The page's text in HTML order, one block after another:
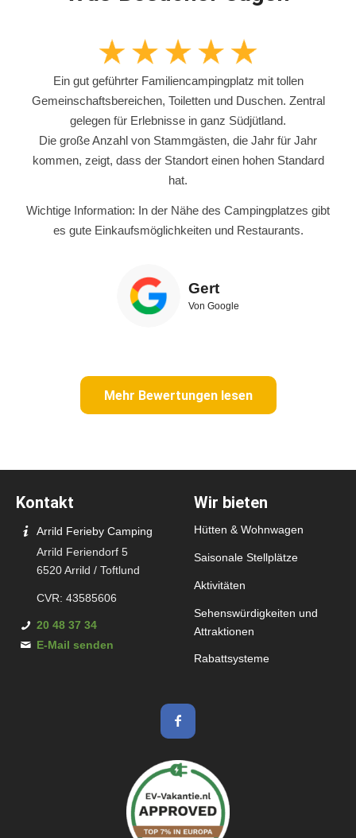
Ein gut geführter Familiencampingplatz mit tollen
Gemeinschaftsbereichen, Toiletten und Duschen. Zentral
gelegen für Erlebnisse in ganz Südjütland.
Die große Anzahl von Stammgästen, die Jahr für Jahr
kommen, zeigt, dass der Standort einen hohen Standard
hat.
Wichtige Information: In der Nähe des Campingplatzes gibt
es gute Einkaufsmöglichkeiten und Restaurants.
Gert
Von Google
Mehr Bewertungen lesen
Kontakt
Arrild Ferieby Camping
Arrild Feriendorf 5
6520 Arrild / Toftlund
CVR: 43585606
20 48 37 34
E-Mail senden
Wir bieten
Hütten & Wohnwagen
Saisonale Stellplätze
Aktivitäten
Sehenswürdigkeiten und
Attraktionen
Rabattsysteme